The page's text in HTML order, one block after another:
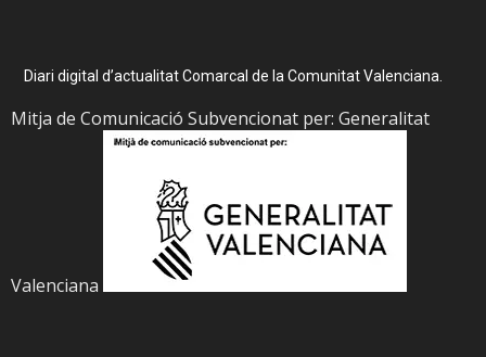
Diari digital d’actualitat Comarcal de la Comunitat Valenciana.
Mitja de Comunicació Subvencionat per: Generalitat
Valenciana